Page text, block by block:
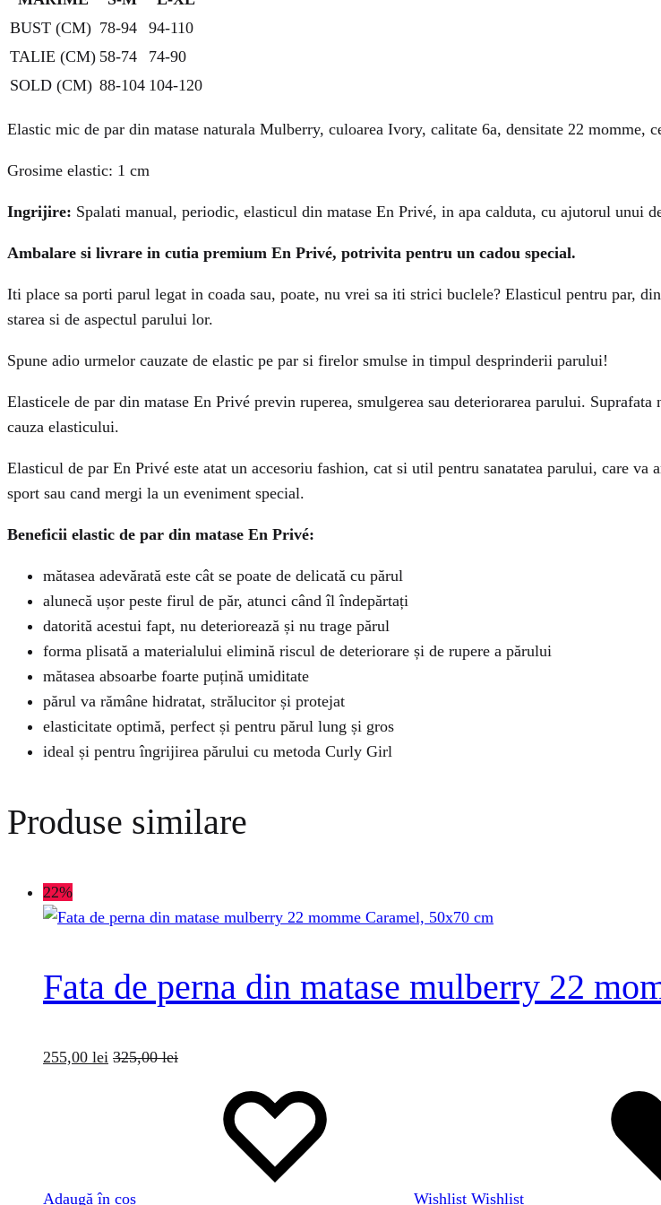
BUST (CM) 78-94
94-110
TALIE (CM) 58-74
74-90
SOLD (CM) 88-104 104-120
Elastic mic de par din matase naturala Mulberry, culoarea Ivory, calitate 6a, densitate 22 momme,
Grosime elastic: 1 cm
Ingrijire: Spalati manual, periodic, elasticul din matase En Privé, in apa calduta, cu ajutorul unui
Ambalare si livrare in cutia premium En Privé, potrivita pentru un cadou special.
Iti place sa porti parul legat in coada sau, poate, nu vrei sa iti strici buclele? Elasticul pentru par,
starea si de aspectul parului lor.
Spune adio urmelor cauzate de elastic pe par si firelor smulse in timpul desprinderii parului!
Elasticele de par din matase En Privé previn ruperea, smulgerea sau deteriorarea parului.
cauza elasticului.
Elasticul de par En Privé este atat un accesoriu fashion, cat si util pentru sanatatea parului, care
sport sau cand mergi la un eveniment special.
Beneficii elastic de par din matase En Privé:
mătasea adevărată este cât se poate de delicată cu părul
alunecă ușor peste firul de păr, atunci când îl îndepărtați
datorită acestui fapt, nu deteriorează și nu trage părul
forma plisată a materialului elimină riscul de deteriorare și de rupere a părului
mătasea absoarbe foarte puțină umiditate
părul va rămâne hidratat, strălucitor și protejat
elasticitate optimă, perfect și pentru părul lung și gros
ideal și pentru îngrijirea părului cu metoda Curly Girl
Produse similare
22%
Fata de perna din matase mulberry 22
255,00 lei 325,00lei
Adaugă în coș Wishlist Wishlist